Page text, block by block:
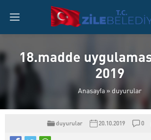
18.madde
2019
Anasayfa » duyurular
duyurular 20.10.2019 0